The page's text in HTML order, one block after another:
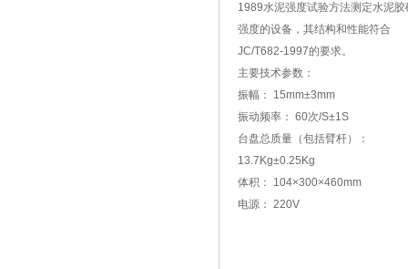
1989水泥强度试验方法测定水泥胶
强度的设备，其结构和性能符合
JC/T682-1997的要求。
主要技术参数：
振幅： 15mm±3mm
振动频率： 60次/S±1S
台盘总质量（包括臂杆）：
13.7Kg±0.25Kg
体积： 104×300×460mm
电源： 220V